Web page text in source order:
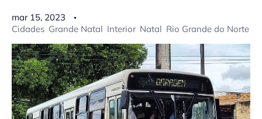
mar 15, 2023
Cidades Grande Natal Interior Natal Rio Grande do Norte